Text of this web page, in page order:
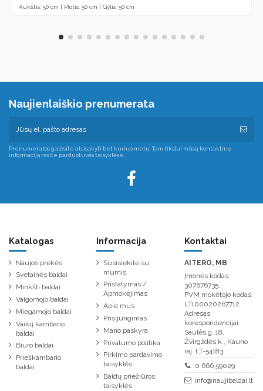
Aukštis: 50 cm | Plotis: 50 cm | Gylis: 50 cm
Naujienlaiškio prenumerata
Prenumeratos galėsite atsisakyti bet kuriuo metu. Tam tikslui mūsų kontaktinę
informaciją rasite parduotuvės taisyklėse.
Katalogas
Naujos prekės
Svetainės baldai
Minkšti baldai
Valgomojo baldai
Miegamojo baldai
Vaikų kambario
baldai
Biuro baldai
Prieškambario
baldai
Informacija
Susisiekite su
mumis
Pristatymas /
Apmokėjimas
Apie mus
Prisijungimas
Mano paskyra
Privatumo politika
Pirkimo pardavimo
taisyklės
Baldų priežiūros
taisyklės
Kontaktai
AITERO, MB
Įmonės kodas:
307676735,
PVM mokėtojo kodas:
LT100020267712
Adresas
korespondencijai:
Saulės g. 18,
Žvirgždės k., Kauno
raj. LT-54183
0 666 59029
info@naujibaldai.lt